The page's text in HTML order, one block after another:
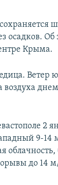
осадков.
Крыма.
2
9-14
облачность,
до 14